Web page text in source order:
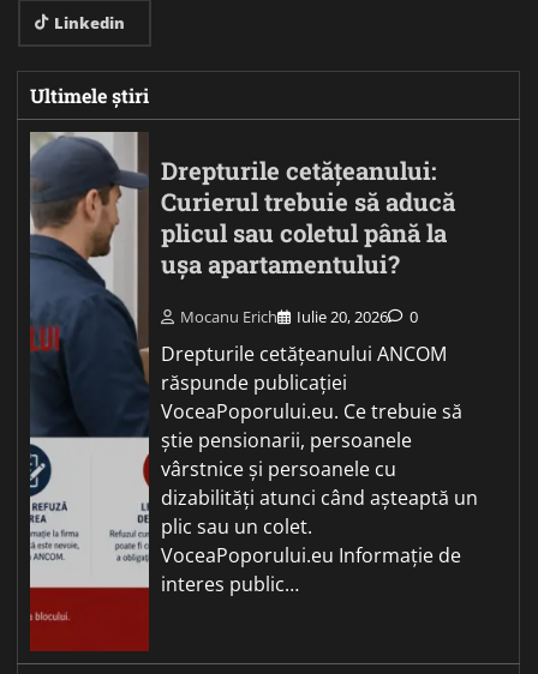
Linkedin
Ultimele știri
Drepturile cetățeanului:
Curierul trebuie să aducă
plicul sau coletul până la
ușa apartamentului?
Mocanu Erich Iulie 20, 2026 0
Drepturile cetățeanului ANCOM
răspunde publicației
VoceaPoporului.eu. Ce trebuie să
știe pensionarii, persoanele
vârstnice și persoanele cu
dizabilități atunci când așteaptă un
plic sau un colet.
VoceaPoporului.eu Informație de
interes public…